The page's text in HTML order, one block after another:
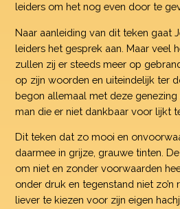
leiders om het nog even door te
Naar aanleiding van dit teken gaat
leiders het gesprek aan. Maar veel
zullen zij er steeds meer op
op zijn woorden en uiteindelijk ter
begon allemaal met deze
man die er niet dankbaar voor lijkt
Dit teken dat zo mooi en
daarmee in grijze, grauwe tinten.
om niet en zonder voorwaarden
onder druk en tegenstand niet zo’n
liever te kiezen voor zijn eigen